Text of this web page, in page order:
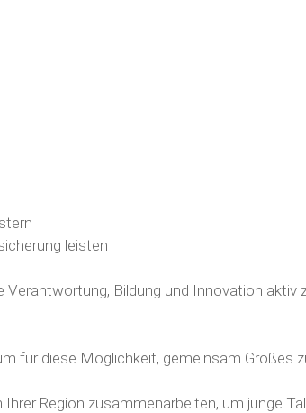
leisten
Verantwortung, Bildung und Innovation aktiv
für diese Möglichkeit, gemeinsam Großes
Region zusammenarbeiten, um junge